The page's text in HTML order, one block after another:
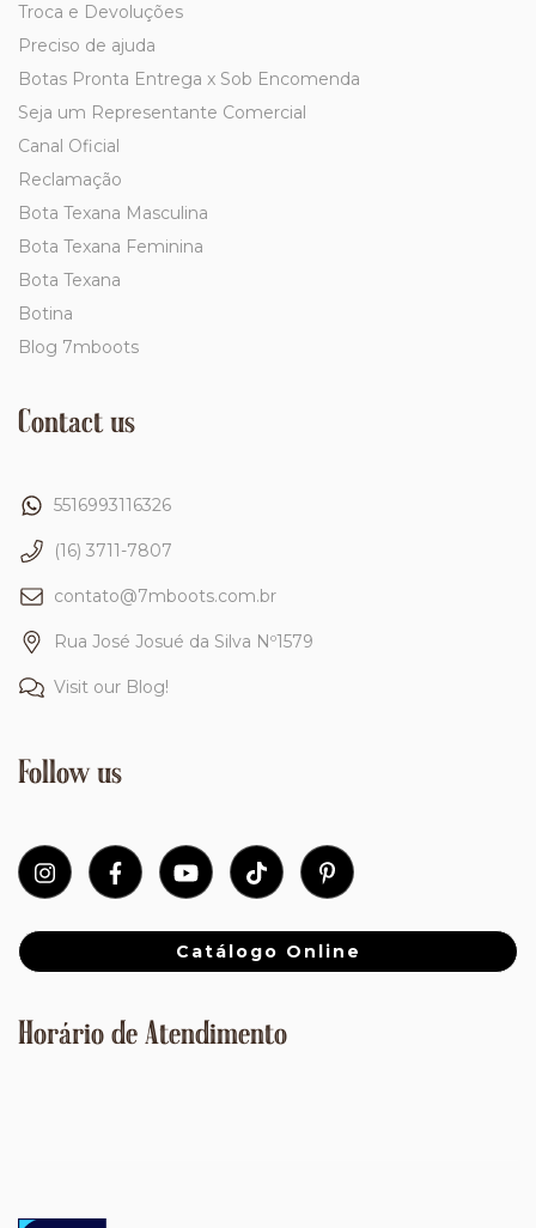
Troca e Devoluções
Preciso de ajuda
Botas Pronta Entrega x Sob Encomenda
Seja um Representante Comercial
Canal Oficial
Reclamação
Bota Texana Masculina
Bota Texana Feminina
Bota Texana
Botina
Blog 7mboots
Contact us
5516993116326
(16) 3711-7807
contato@7mboots.com.br
Rua José Josué da Silva Nº1579
Visit our Blog!
Follow us
Catálogo Online
Horário de Atendimento